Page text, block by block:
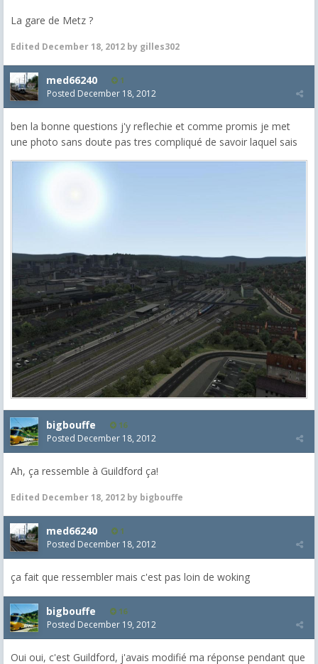
La gare de Metz ?
Edited December 18, 2012 by gilles302
med66240 1
Posted December 18, 2012
ben la bonne questions j'y reflechie et comme promis je met
une photo sans doute pas tres compliqué de savoir laquel sais
bigbouffe 16
Posted December 18, 2012
Ah, ça ressemble à Guildford ça!
Edited December 18, 2012 by bigbouffe
med66240 1
Posted December 18, 2012
ça fait que ressembler mais c'est pas loin de woking
bigbouffe 16
Posted December 19, 2012
Oui oui, c'est Guildford, j'avais modifié ma réponse pendant que